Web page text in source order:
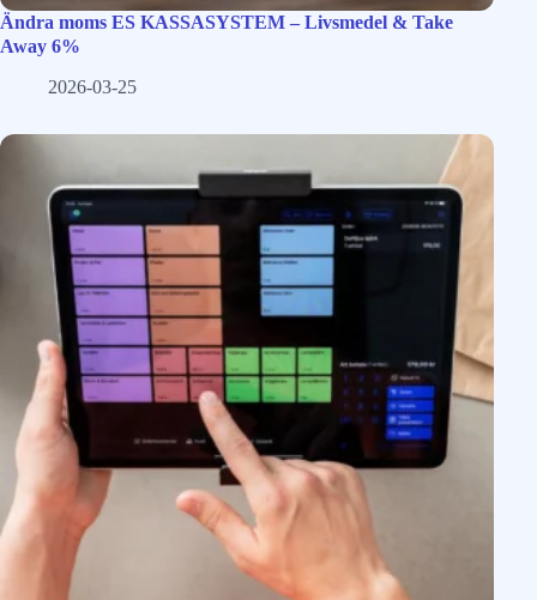
Ändra moms ES KASSASYSTEM – Livsmedel & Take
Away 6%
2026-03-25